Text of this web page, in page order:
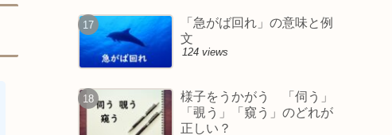
「急がば回れ」の意味と例
文
124 views
様子をうかがう 「伺う」
「覗う」「窺う」のどれが
正しい？